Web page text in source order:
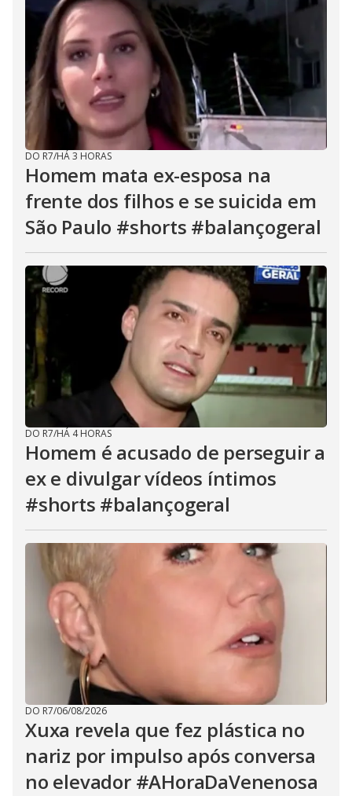
DO R7/HÁ 3 HORAS
Homem mata ex-esposa na
frente dos filhos e se suicida em
São Paulo #shorts #balançogeral
DO R7/HÁ 4 HORAS
Homem é acusado de perseguir a
ex e divulgar vídeos íntimos
#shorts #balançogeral
DO R7/06/08/2026
Xuxa revela que fez plástica no
nariz por impulso após conversa
no elevador #AHoraDaVenenosa